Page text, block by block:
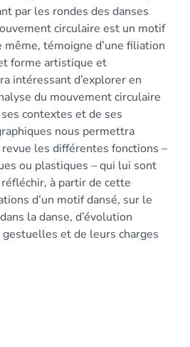
par les rondes des danses
circulaire est un motif
même, témoigne d’une filiation
forme artistique et
intéressant d’explorer en
du mouvement circulaire
contextes et de ses
nous permettra
les différentes fonctions –
ou plastiques – qui lui sont
à partir de cette
d’un motif dansé, sur le
la danse, d’évolution
et de leurs charges